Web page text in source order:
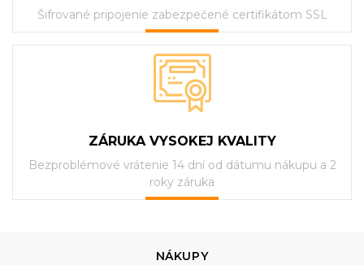
Šifrované pripojenie zabezpečené certifikátom SSL
ZÁRUKA VYSOKEJ KVALITY
Bezproblémové vrátenie 14 dní od dátumu nákupu a 2
roky záruka
NÁKUPY